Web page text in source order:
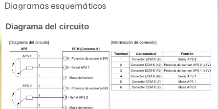
Diagramas esquemáticos
Diagrama del circuito